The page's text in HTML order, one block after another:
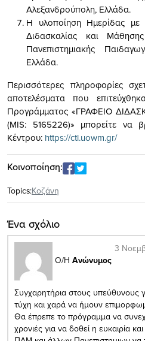
Αλεξανδρούπολη, Ελλάδα.
Η υλοποίηση Ημερίδας με
Διδασκαλίας και
Πανεπιστημιακής
Ελλάδα.
Περισσότερες πληροφορίες
αποτελέσματα που
Προγράμματος «ΓΡΑΦΕΙΟ
(MIS: 5165226)» μπορείτε να
Κέντρου: https://ctl.uowm.gr/
Κοινοποίηση:
Topics:Κοζάνη
Ένα σχόλιο
Ο/Η Ανώνυμος
3
Συγχαρητήρια στους υπεύθυνους
τύχη και χαρά να ήμουν
Θα έπρεπε το πρόγραμμα να
χρονιές για να δοθεί η ευκαιρία